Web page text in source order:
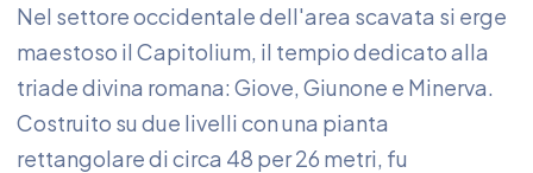
Nel settore occidentale dell'area scavata si erge
maestoso il Capitolium, il tempio dedicato alla
triade divina romana: Giove, Giunone e Minerva.
Costruito su due livelli con una pianta
rettangolare di circa 48 per 26 metri, fu